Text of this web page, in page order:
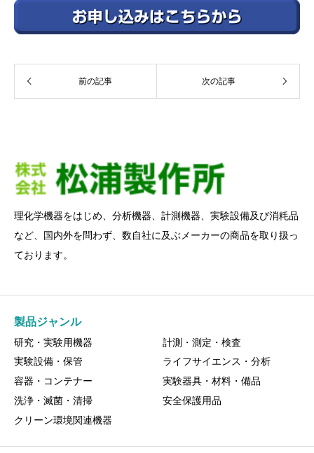
前の記事 次の記事
理化学機器をはじめ、分析機器、計測機器、実験設備及び消粍品
など、国内外を問わず、数自社に及ぶメーカーの商品を取り扱っ
ております。
製品ジャンル
研究・実験用機器
計測・測定・検査
実験設備・保管
ライフサイエンス・分析
容器・コンテナー
実験器具・材料・備品
洗浄・滅菌・清掃
安全保護用品
クリーン環境関連機器